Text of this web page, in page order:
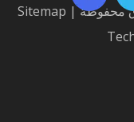
محفوظة | Sitemap